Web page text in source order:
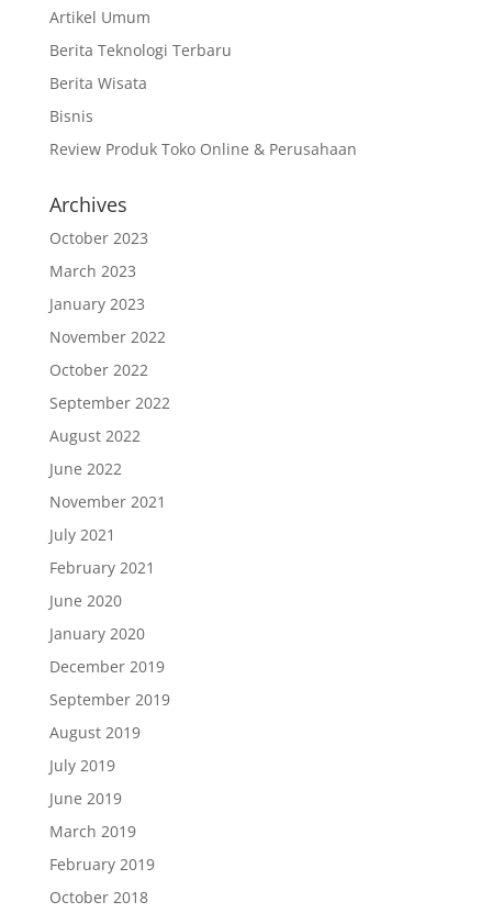
Artikel Umum
Berita Teknologi Terbaru
Berita Wisata
Bisnis
Review Produk Toko Online & Perusahaan
Archives
October 2023
March 2023
January 2023
November 2022
October 2022
September 2022
August 2022
June 2022
November 2021
July 2021
February 2021
June 2020
January 2020
December 2019
September 2019
August 2019
July 2019
June 2019
March 2019
February 2019
October 2018